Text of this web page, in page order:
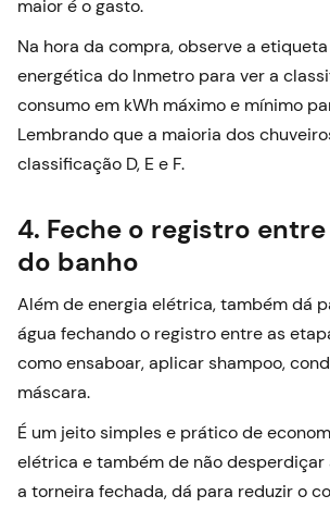
maior é o gasto.
Na hora da compra, observe a
energética do Inmetro para ver a
consumo em kWh máximo e mínimo
Lembrando que a maioria dos
classificação D, E e F.
4. Feche o registro
do banho
Além de energia elétrica, também dá
água fechando o registro entre as
como ensaboar, aplicar shampoo,
máscara.
É um jeito simples e prático de
elétrica e também de não desperdiçar
a torneira fechada, dá para reduzir o